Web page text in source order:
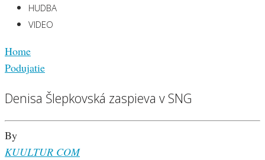
HUDBA
VIDEO
Home
Podujatie
Denisa Šlepkovská zaspieva v SNG
By
KUULTUR COM